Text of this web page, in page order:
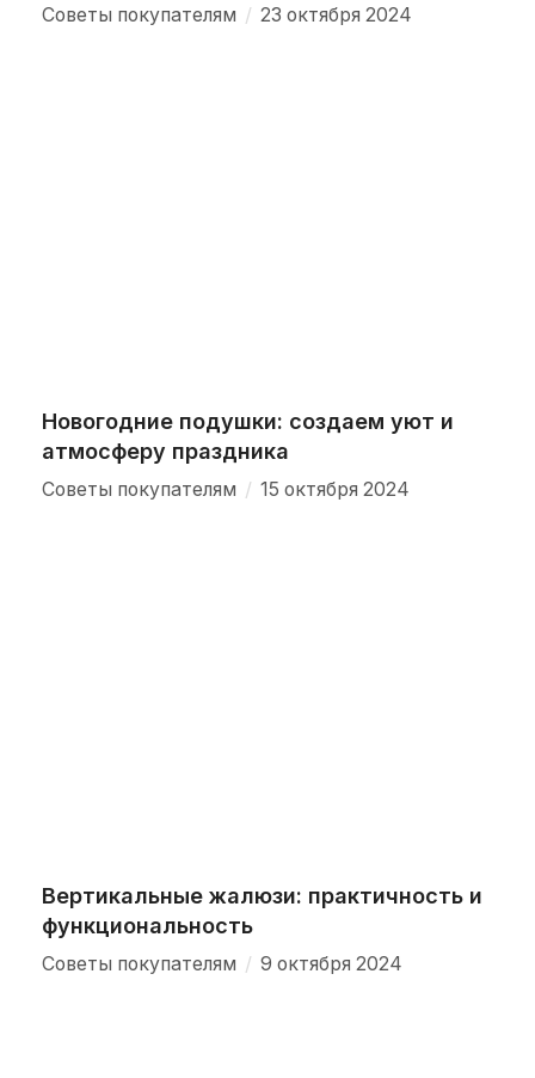
Советы покупателям / 23 октября 2024
Новогодние подушки: создаем уют и
атмосферу праздника
Советы покупателям / 15 октября 2024
Вертикальные жалюзи: практичность и
функциональность
Советы покупателям / 9 октября 2024